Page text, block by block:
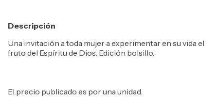
Descripción
Una invitación a toda mujer a experimentar en su vida el
fruto del Espíritu de Dios. Edición bolsillo.
El precio publicado es por una unidad.